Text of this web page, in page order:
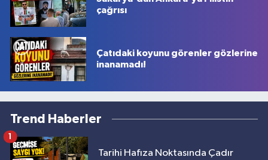
çağrısı
Çatıdaki koyunu görenler gözlerine
inanamadı!
Trend Haberler
Tarihi Hafıza Noktasında Çadır
1